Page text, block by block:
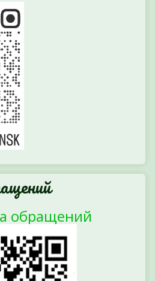
обращений